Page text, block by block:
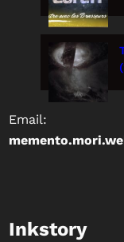
Email:
Inkstory